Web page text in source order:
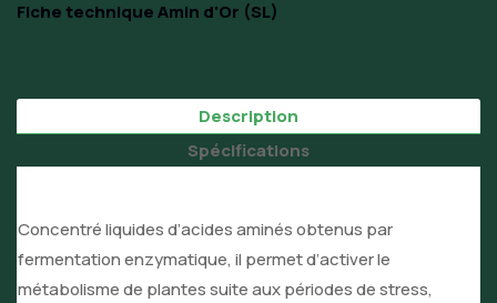
Fiche technique Amin d'Or (SL)
Description
Spécifications
Concentré liquides d’acides aminés obtenus par
fermentation enzymatique, il permet d’activer le
métabolisme de plantes suite aux périodes de stress,